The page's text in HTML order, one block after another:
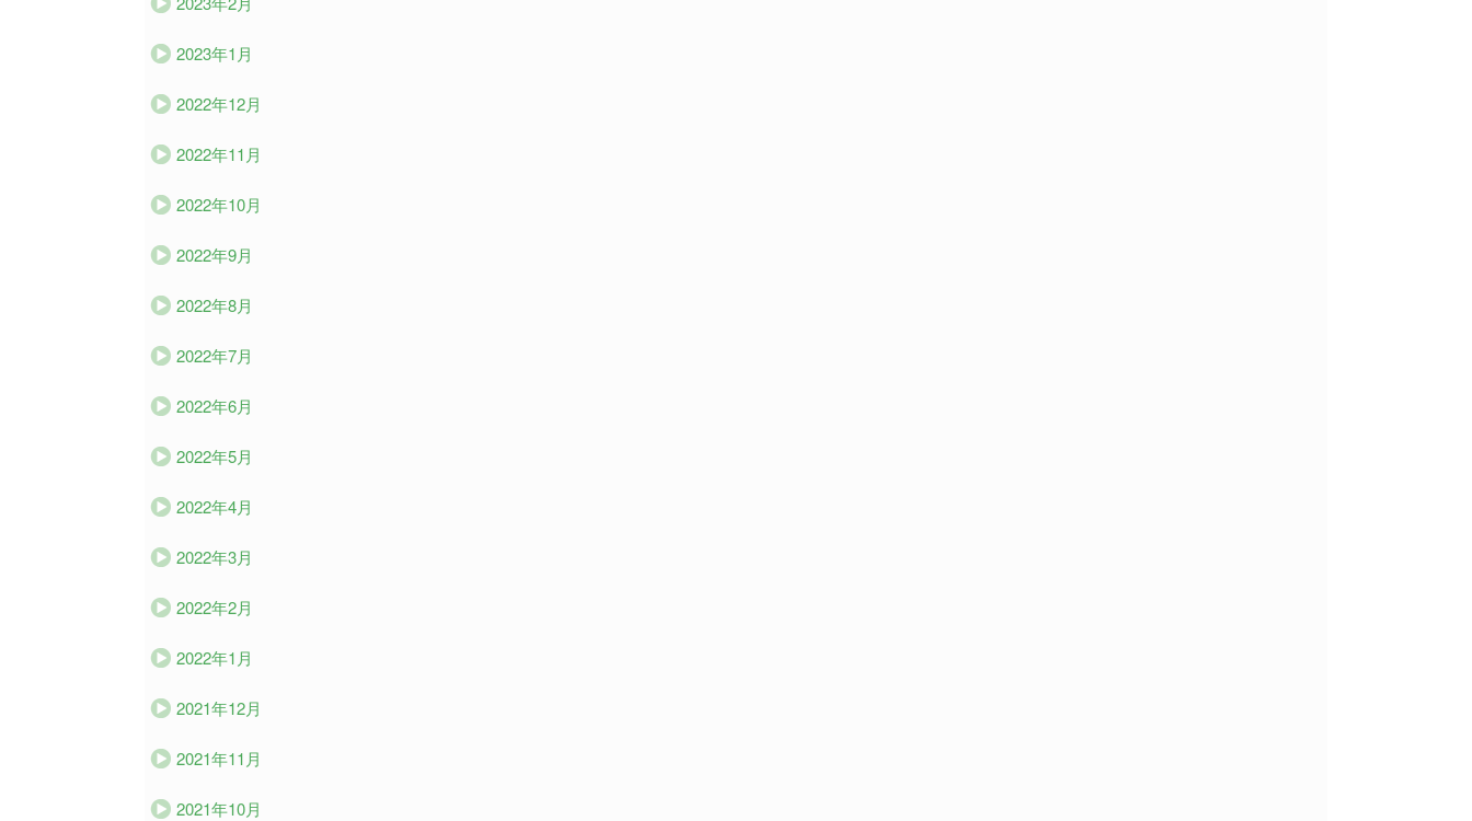
2023年1月
2022年12月
2022年11月
2022年10月
2022年9月
2022年8月
2022年7月
2022年6月
2022年5月
2022年4月
2022年3月
2022年2月
2022年1月
2021年12月
2021年11月
2021年10月